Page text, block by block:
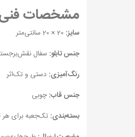
مشخصات
سایز:
جنس تابلو: سفال
رنگ‌آمیزی: دستی و تک‌اثر
جنس قاب:چوبی
بسته‌بندی: تک‌جعبه برای هر